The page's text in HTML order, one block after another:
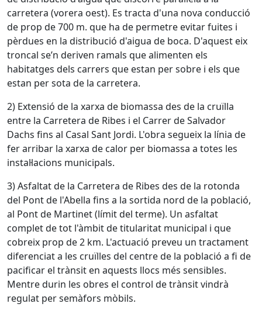
carretera (vorera oest). Es tracta d'una nova conducció
de prop de 700 m. que ha de permetre evitar fuites i
pèrdues en la distribució d'aigua de boca. D'aquest eix
troncal se’n deriven ramals que alimenten els
habitatges dels carrers que estan per sobre i els que
estan per sota de la carretera.
2) Extensió de la xarxa de biomassa des de la cruïlla
entre la Carretera de Ribes i el Carrer de Salvador
Dachs fins al Casal Sant Jordi. L'obra segueix la línia de
fer arribar la xarxa de calor per biomassa a totes les
instal·lacions municipals.
3) Asfaltat de la Carretera de Ribes des de la rotonda
del Pont de l'Abella fins a la sortida nord de la població,
al Pont de Martinet (límit del terme). Un asfaltat
complet de tot l'àmbit de titularitat municipal i que
cobreix prop de 2 km. L'actuació preveu un tractament
diferenciat a les cruïlles del centre de la població a fi de
pacificar el trànsit en aquests llocs més sensibles.
Mentre durin les obres el control de trànsit vindrà
regulat per semàfors mòbils.